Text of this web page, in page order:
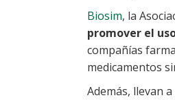
Biosim, la
promover el
compañías
medicamentos
Además, llevan